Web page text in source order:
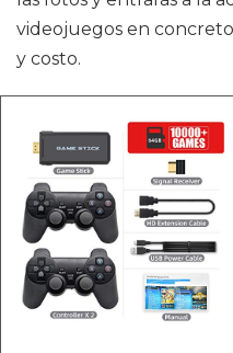
videojuegos en
y costo.